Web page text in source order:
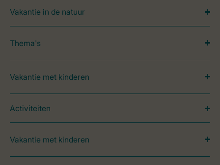
Vakantie in de natuur
Thema's
Vakantie met kinderen
Activiteiten
Vakantie met kinderen